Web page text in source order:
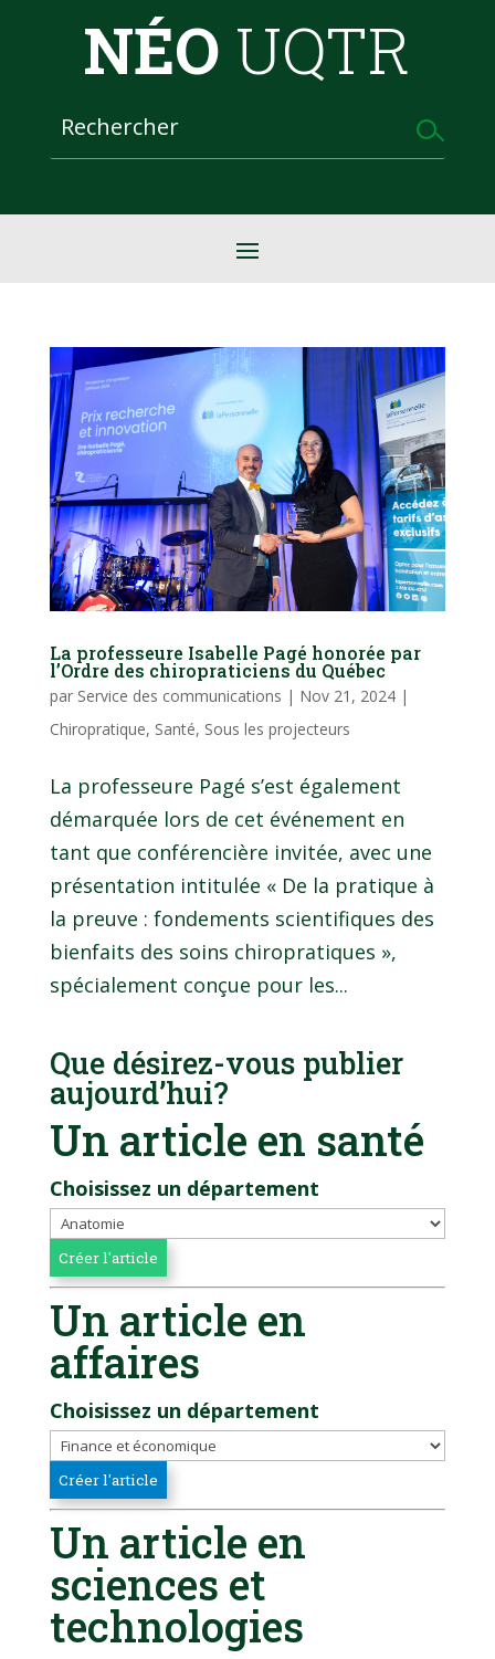
NÉO UQTR
La professeure Isabelle Pagé honorée par
l’Ordre des chiropraticiens du Québec
par Service des communications | Nov 21, 2024|
Chiropratique, Santé, Sous les projecteurs
La professeure Pagé s’est également
démarquée lors de cet événement en
tant que conférencière invitée, avec une
présentation intitulée « De la pratique à
la preuve : fondements scientifiques des
bienfaits des soins chiropratiques »,
spécialement conçue pour les...
Que désirez-vous publier
aujourd’hui?
Un article en santé
Choisissez un département
Un article en
affaires
Choisissez un département
Un article en
sciences et
technologies